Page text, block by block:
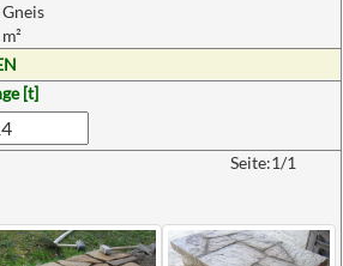
Gneis
m²
[t]
Seite:1/1